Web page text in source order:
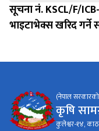
सूचना नं. KSCL/F/
भाइटाभेक्स खरिद गर्ने
(नेपाल सरकारको
कृषि
कुलेश्वर-१४,